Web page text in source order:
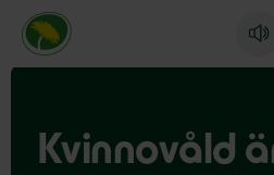
Miljöpartiet de gröna, startsida
Kvinnovåld